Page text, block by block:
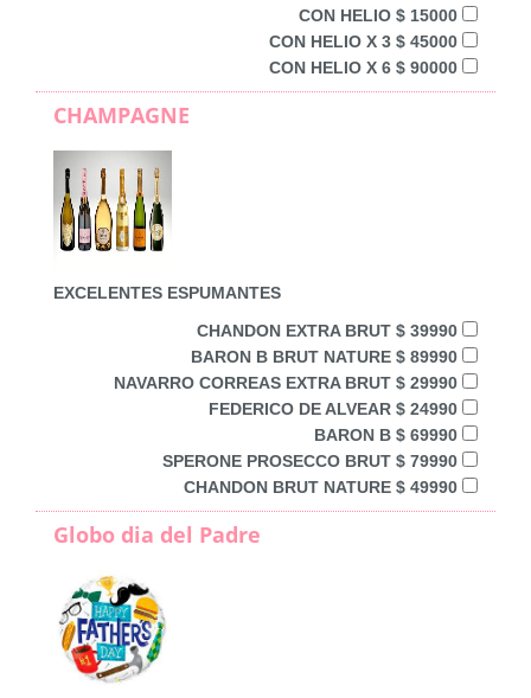
CON HELIO $ 15000
CON HELIO X 3 $ 45000
CON HELIO X 6 $ 90000
CHAMPAGNE
EXCELENTES ESPUMANTES
CHANDON EXTRA BRUT $ 39990
BARON B BRUT NATURE $ 89990
NAVARRO CORREAS EXTRA BRUT $ 29990
FEDERICO DE ALVEAR $ 24990
BARON B $ 69990
SPERONE PROSECCO BRUT $ 79990
CHANDON BRUT NATURE $ 49990
Globo dia del Padre